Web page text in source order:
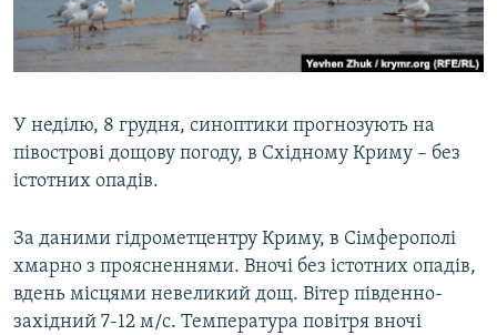
ВІДЕОУРОКИ «ELIFBE»
СВІДЧЕННЯ ОКУПАЦІЇ
Русский
Qırımtatar
ДОЛУЧАЙСЯ!
Усі сайти RFE/RL
У неділю, 8 грудня, синоптики прогнозують на
півострові дощову погоду, в Східному Криму – без
істотних опадів.
За даними гідрометцентру Криму, в Сімферополі
хмарно з проясненнями. Вночі без істотних опадів,
вдень місцями невеликий дощ. Вітер південно-
західний 7-12 м/с. Температура повітря вночі